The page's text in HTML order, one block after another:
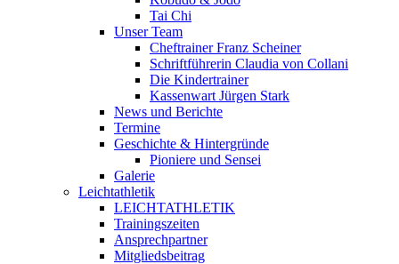
Tai Chi
Unser Team
Cheftrainer Franz Scheiner
Schriftführerin Claudia von Collani
Die Kindertrainer
Kassenwart Jürgen Stark
News und Berichte
Termine
Geschichte & Hintergründe
Pioniere und Sensei
Galerie
Leichtathletik
LEICHTATHLETIK
Trainingszeiten
Ansprechpartner
Mitgliedsbeitrag